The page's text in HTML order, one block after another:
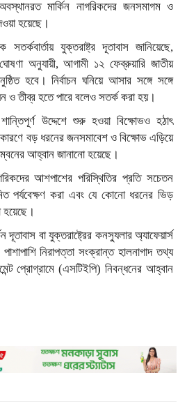
মার্কিন নাগরিকদের জনসমাগম ও
হয়েছে।
যুক্তরাষ্ট্র দূতাবাস জানিয়েছে,
ঘোষণা অনুযায়ী, আগামী ১২ ফেব্রুয়ারি জাতীয়
হবে। নির্বাচন ঘনিয়ে আসার সঙ্গে সঙ্গে
ও তীব্র হতে পারে বলেও সতর্ক করা হয়।
উদ্দেশে শুরু হওয়া বিক্ষোভও হঠাৎ
বড় ধরনের জনসমাবেশ ও বিক্ষোভ এড়িয়ে
আহ্বান জানানো হয়েছে।
আশপাশের পরিস্থিতির প্রতি সচেতন
পর্যবেক্ষণ করা এবং যে কোনো ধরনের ভিড়
হয়েছে।
দূতাবাস বা যুক্তরাষ্ট্রের কনস্যুলার অ্যাফেয়ার্স
নিরাপত্তা সংক্রান্ত হালনাগাদ তথ্য
প্রোগ্রামে (এসটিইপি) নিবন্ধনের আহ্বান